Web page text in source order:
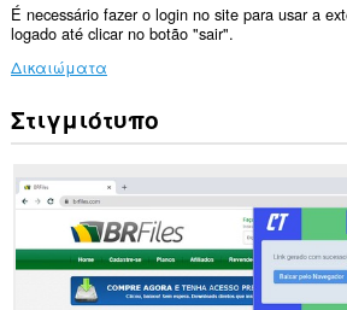
É necessário fazer o login no site para usar a
logado até clicar no botão "sair".
Δικαιώματα
Αυτή
η
μπορεί
να
πρόσβαση
στις
καρτέλες
Στιγμιότυπο